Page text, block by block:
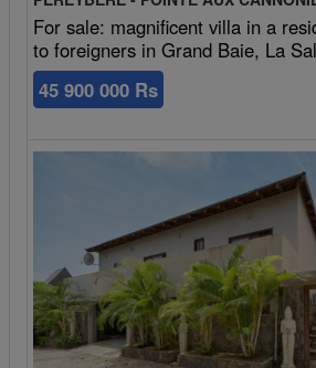
For sale: magnificent villa in a
to foreigners in Grand Baie, La
45 900 000 Rs